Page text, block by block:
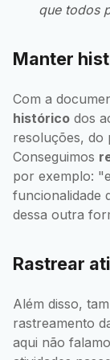
que todos
Manter
Com a
histórico dos
resoluções, do
Conseguimos
por exemplo:
funcionalidade
dessa outra
Rastrear
Além disso,
rastreamento
aqui não